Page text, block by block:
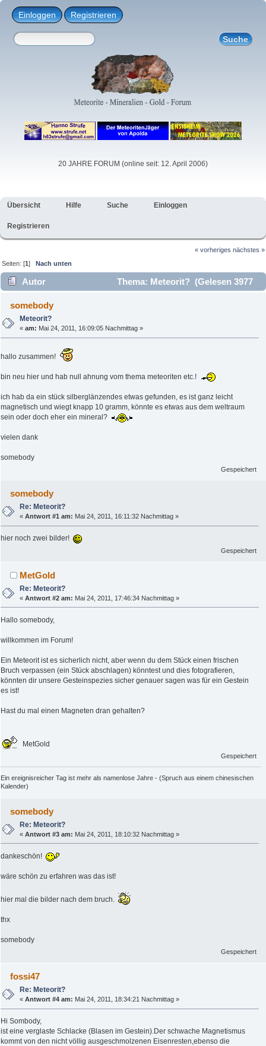
Einloggen Registrieren
20 JAHRE FORUM (online seit: 12. April 2006)
Übersicht Hilfe Suche Einloggen
Registrieren
« vorheriges nächstes »
Seiten: [1]Nach unten
Autor
Thema: Meteorit? (Gelesen 3977
somebody
Meteorit?
«am: Mai 24, 2011, 16:09:05 Nachmittag »
hallo zusammen!
bin neu hier und hab null ahnung vom thema meteoriten etc.!
ich hab da ein stück silberglänzendes etwas gefunden, es ist ganz leicht
magnetisch und wiegt knapp 10 gramm, könnte es etwas aus dem weltraum
sein oder doch eher ein mineral?
vielen dank
somebody
Gespeichert
somebody
Re: Meteorit?
«Antwort #1 am: Mai 24, 2011, 16:11:32 Nachmittag »
hier noch zwei bilder!
Gespeichert
MetGold
Re: Meteorit?
«Antwort #2 am: Mai 24, 2011, 17:46:34 Nachmittag »
Hallo somebody,
willkommen im Forum!
Ein Meteorit ist es sicherlich nicht, aber wenn du dem Stück einen frischen
Bruch verpassen (ein Stück abschlagen) könntest und dies fotografieren,
könnten dir unsere Gesteinspezies sicher genauer sagen was für ein Gestein
es ist!
Hast du mal einen Magneten dran gehalten?
MetGold
Gespeichert
Ein ereignisreicher Tag ist mehr als namenlose Jahre - (Spruch aus einem chinesischen
Kalender)
somebody
Re: Meteorit?
«Antwort #3 am: Mai 24, 2011, 18:10:32 Nachmittag »
dankeschön!
wäre schön zu erfahren was das ist!
hier mal die bilder nach dem bruch.
thx
somebody
Gespeichert
fossi47
Re: Meteorit?
«Antwort #4 am: Mai 24, 2011, 18:34:21 Nachmittag »
Hi Sombody,
ist eine verglaste Schlacke (Blasen im Gestein).Der schwache Magnetismus
kommt von den nicht völlig ausgeschmolzenen Eisenresten,ebenso die